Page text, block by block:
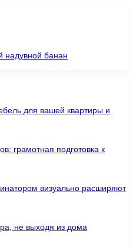
надувной банан
для вашей квартиры и
грамотная подготовка к
визуально расширяют
не выходя из дома